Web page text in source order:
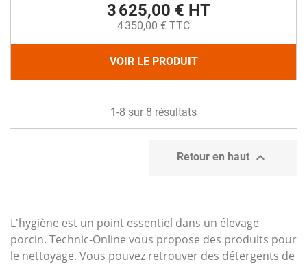
3 625,00 € HT
4 350,00 € TTC
VOIR LE PRODUIT
1-8 sur 8 résultats
Retour en haut 
L'hygiène est un point essentiel dans un élevage
porcin. Technic-Online vous propose des produits pour
le nettoyage. Vous pouvez retrouver des détergents de